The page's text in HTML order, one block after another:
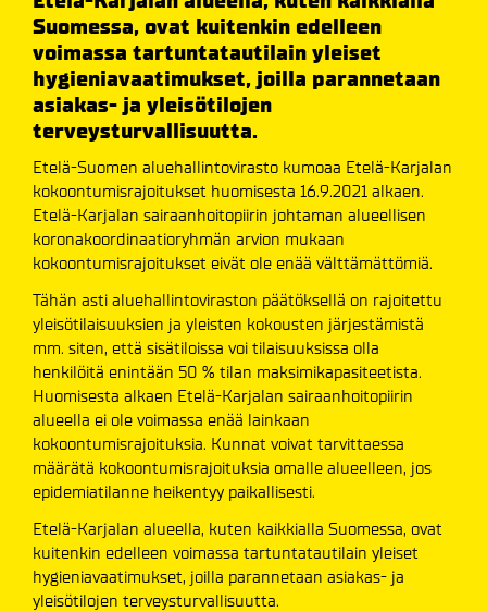
Suomessa, ovat kuitenkin edelleen
voimassa tartuntatautilain yleiset
hygieniavaatimukset, joilla parannetaan
asiakas- ja yleisötilojen
terveysturvallisuutta.
Etelä-Suomen aluehallintovirasto kumoaa Etelä-Karjalan
kokoontumisrajoitukset huomisesta 16.9.2021 alkaen.
Etelä-Karjalan sairaanhoitopiirin johtaman alueellisen
koronakoordinaatioryhmän arvion mukaan
kokoontumisrajoitukset eivät ole enää välttämättömiä.
Tähän asti aluehallintoviraston päätöksellä on rajoitettu
yleisötilaisuuksien ja yleisten kokousten järjestämistä
mm. siten, että sisätiloissa voi tilaisuuksissa olla
henkilöitä enintään 50 % tilan maksimikapasiteetista.
Huomisesta alkaen Etelä-Karjalan sairaanhoitopiirin
alueella ei ole voimassa enää lainkaan
kokoontumisrajoituksia. Kunnat voivat tarvittaessa
määrätä kokoontumisrajoituksia omalle alueelleen, jos
epidemiatilanne heikentyy paikallisesti.
Etelä-Karjalan alueella, kuten kaikkialla Suomessa, ovat
kuitenkin edelleen voimassa tartuntatautilain yleiset
hygieniavaatimukset, joilla parannetaan asiakas- ja
yleisötilojen terveysturvallisuutta.